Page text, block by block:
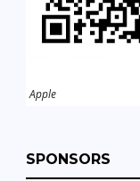
Apple
SPONSORS